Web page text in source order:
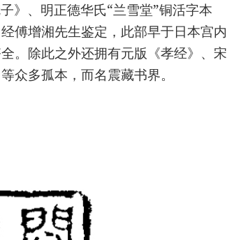
》、明正德华氏“兰雪堂”铜活字本
傅增湘先生鉴定，此部早于日本宫内
。除此之外还拥有元版《孝经》、宋
众多孤本，而名震藏书界。